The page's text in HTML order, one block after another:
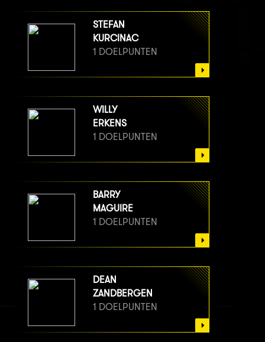
STEFAN
KURCINAC
1 DOELPUNTEN
WILLY
ERKENS
1 DOELPUNTEN
BARRY
MAGUIRE
1 DOELPUNTEN
DEAN
ZANDBERGEN
1 DOELPUNTEN